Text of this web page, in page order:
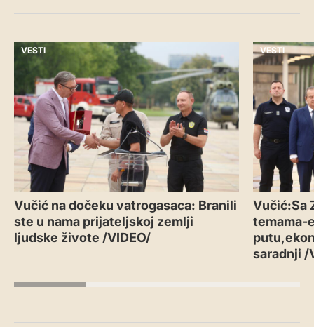
VESTI
Vučić na dočeku vatrogasaca: Branili
ste u nama prijateljskoj zemlji
ljudske živote /VIDEO/
VESTI
Vučić:Sa
temama-
saradnji /